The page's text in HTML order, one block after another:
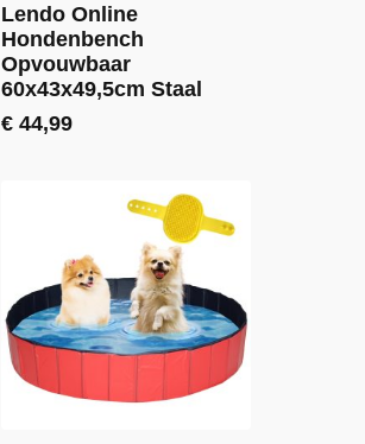
Lendo Online
Hondenbench
Opvouwbaar
60x43x49,5cm Staal
€ 44,99